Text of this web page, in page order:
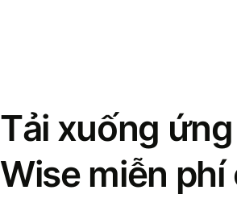
Tải xuống
Wise miễn